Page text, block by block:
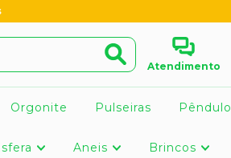
Atendimento
Orgonite Pulseiras Pêndulo
Aneis Brincos